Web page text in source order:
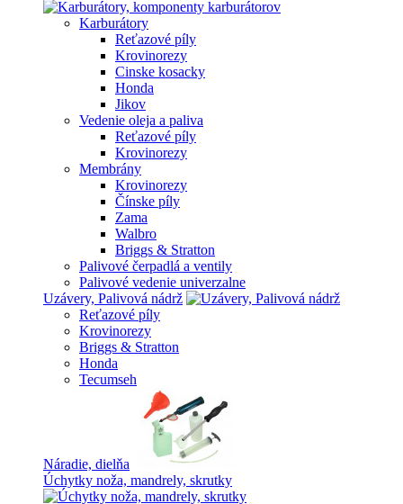
Karburátory
Reťazové píly
Krovinorezy
Cinske kosacky
Honda
Jikov
Vedenie oleja a paliva
Reťazové píly
Krovinorezy
Membrány
Krovinorezy
Čínske píly
Zama
Walbro
Briggs & Stratton
Palivové čerpadlá a ventily
Palivové vedenie univerzalne
Uzávery, Palivová nádrž
Reťazové píly
Krovinorezy
Briggs & Stratton
Honda
Tecumseh
Náradie, dielňa
Úchytky noža, mandrely, skrutky